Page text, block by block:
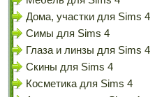
Дома, участки для Sims 4
Симы для Sims 4
Глаза и линзы для Sims 4
Скины для Sims 4
Косметика для Sims 4